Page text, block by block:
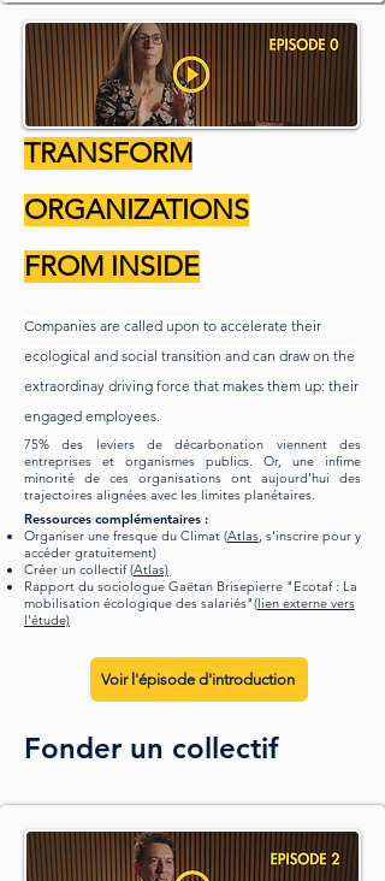
TRANSFORM
ORGANIZATIONS
FROM INSIDE
Companies are called upon to accelerate their
ecological and social transition and can draw on the
extraordinay driving force that makes them up: their
engaged employees.
75% des leviers de décarbonation viennent des
entreprises et organismes publics. Or, une infime
minorité de ces organisations ont aujourd’hui des
trajectoires alignées avec les limites planétaires.
Ressources complémentaires :
Organiser une fresque du Climat (Atlas, s'inscrire pour y
accéder gratuitement)
Créer un collectif (Atlas)
Rapport du sociologue Gaëtan Brisepierre "Ecotaf : La
mobilisation écologique des salariés"(lien externe vers
l'étude)
Voir l'épisode d'introduction
Fonder un collectif